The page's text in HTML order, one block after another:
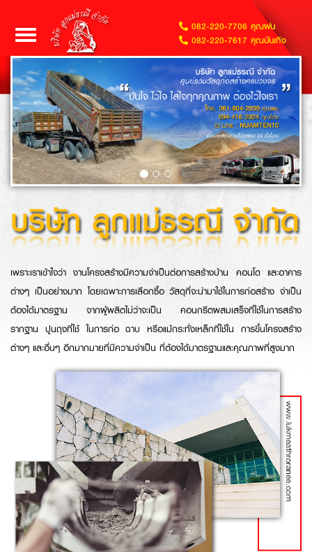
Toggle
navigation
082-220-7706 คุณฝน
082-220-7617 คุณบันเทิง
เพราะเราเข้าใจว่า งานโครงสร้างมีความจำเป็นต่อการสร้างบ้าน คอนโด และอาคาร
ต่างๆ เป็นอย่างมาก โดยเฉพาะการเลือกซื้อ วัสดุที่จะนำมาใช้ในการก่อสร้าง จำเป็น
ต้องได้มาตรฐาน จากผู้ผลิตไม่ว่าจะเป็น คอนกรีตผสมเสร็จที่ใช้ในการสร้าง
รากฐาน ปูนถุงที่ใช้ ในการก่อ ฉาบ หรือแม้กระทั่งเหล็กที่ใช้ใน การขึ้นโครงสร้าง
ต่างๆ และอื่นๆ อีกมากมายที่มีความจำเป็น ที่ต้องได้มาตรฐานและคุณภาพที่สูงมาก